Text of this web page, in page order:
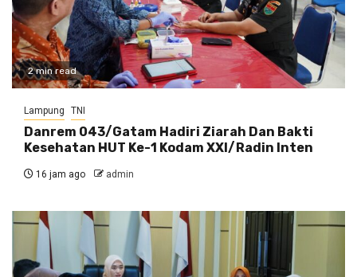
2 min read
Lampung TNI
Danrem 043/Gatam Hadiri Ziarah Dan Bakti
Kesehatan HUT Ke-1 Kodam XXI/Radin Inten
16 jam ago admin